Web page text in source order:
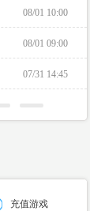
08/01 10:00
08/01 09:00
07/31 14:45
充值游戏